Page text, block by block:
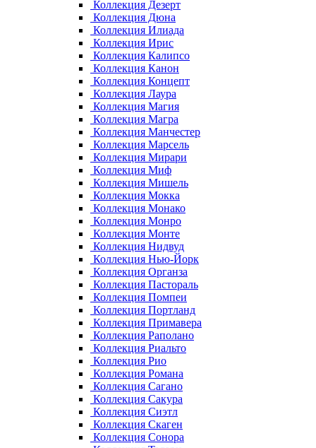
Коллекция Дезерт
Коллекция Дюна
Коллекция Илиада
Коллекция Ирис
Коллекция Калипсо
Коллекция Канон
Коллекция Концепт
Коллекция Лаура
Коллекция Магия
Коллекция Магра
Коллекция Манчестер
Коллекция Марсель
Коллекция Мирари
Коллекция Миф
Коллекция Мишель
Коллекция Мокка
Коллекция Монако
Коллекция Монро
Коллекция Монте
Коллекция Нидвуд
Коллекция Нью-Йорк
Коллекция Органза
Коллекция Пастораль
Коллекция Помпеи
Коллекция Портланд
Коллекция Примавера
Коллекция Раполано
Коллекция Риальто
Коллекция Рио
Коллекция Романа
Коллекция Сагано
Коллекция Сакура
Коллекция Сиэтл
Коллекция Скаген
Коллекция Сонора